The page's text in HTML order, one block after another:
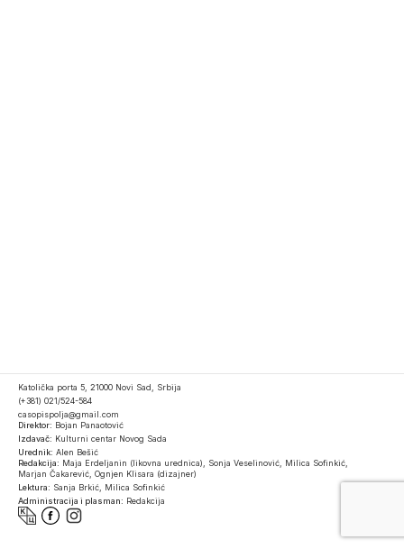
Katolička porta 5, 21000 Novi Sad, Srbija
(+381) 021/524-584
casopispolja@gmail.com
Direktor: Bojan Panaotović
Izdavač: Kulturni centar Novog Sada
Urednik: Alen Bešić
Redakcija: Maja Erdeljanin (likovna urednica), Sonja Veselinović, Milica Sofinkić,
Marjan Čakarević, Ognjen Klisara (dizajner)
Lektura: Sanja Brkić, Milica Sofinkić
Administracija i plasman: Redakcija